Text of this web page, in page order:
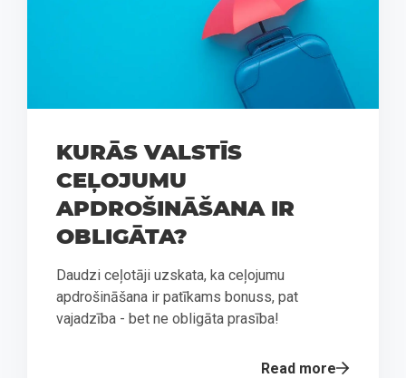
KURĀS VALSTĪS
CEĻOJUMU
APDROŠINĀŠANA IR
OBLIGĀTA?
Daudzi ceļotāji uzskata, ka ceļojumu
apdrošināšana ir patīkams bonuss, pat
vajadzība - bet ne obligāta prasība!
Read more